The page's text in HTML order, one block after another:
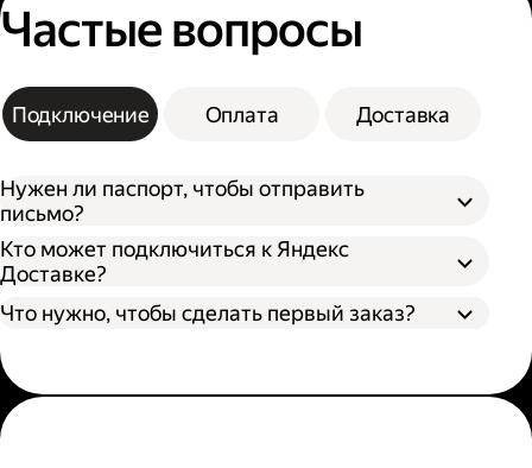
Частые вопросы
Подключение Оплата Доставка
Нужен ли паспорт, чтобы отправить
письмо?
Кто может подключиться к Яндекс
Доставке?
Что нужно, чтобы сделать первый заказ?